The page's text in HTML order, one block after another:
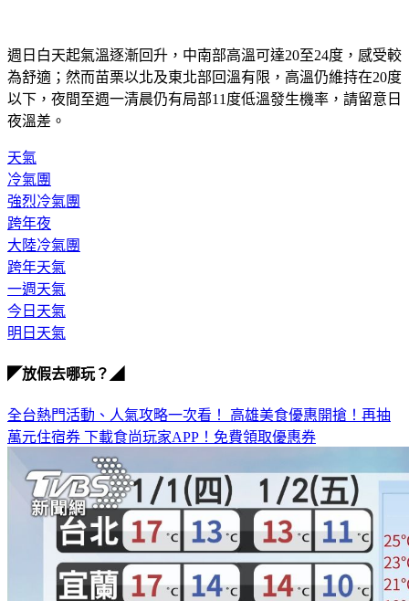
週日白天起氣溫逐漸回升，中南部高溫可達20至24度，感受較
為舒適；然而苗栗以北及東北部回溫有限，高溫仍維持在20度
以下，夜間至週一清晨仍有局部11度低溫發生機率，請留意日
夜溫差。
天氣
冷氣團
強烈冷氣團
跨年夜
大陸冷氣團
跨年天氣
一週天氣
今日天氣
明日天氣
◤放假去哪玩？◢
全台熱門活動、人氣攻略一次看！ 高雄美食優惠開搶！再抽
萬元住宿券 下載食尚玩家APP！免費領取優惠券